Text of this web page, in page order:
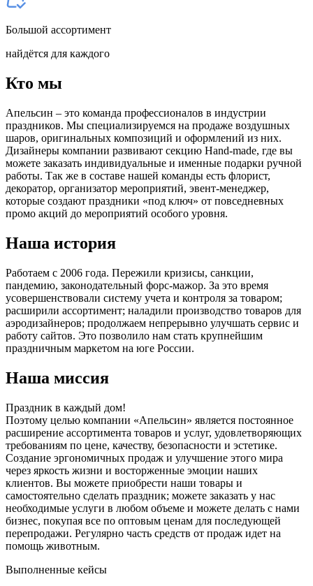
Большой ассортимент
найдётся для каждого
Кто мы
Апельсин – это команда профессионалов в индустрии
праздников. Мы специализируемся на продаже воздушных
шаров, оригинальных композиций и оформлений из них.
Дизайнеры компании развивают секцию Hand-made, где вы
можете заказать индивидуальные и именные подарки ручной
работы. Так же в составе нашей команды есть флорист,
декоратор, организатор мероприятий, эвент-менеджер,
которые создают праздники «под ключ» от повседневных
промо акций до мероприятий особого уровня.
Наша история
Работаем с 2006 года. Пережили кризисы, санкции,
пандемию, законодательный форс-мажор. За это время
усовершенствовали систему учета и контроля за товаром;
расширили ассортимент; наладили производство товаров для
аэродизайнеров; продолжаем непрерывно улучшать сервис и
работу сайтов. Это позволило нам стать крупнейшим
праздничным маркетом на юге России.
Наша миссия
Праздник в каждый дом!
Поэтому целью компании «Апельсин» является постоянное
расширение ассортимента товаров и услуг, удовлетворяющих
требованиям по цене, качеству, безопасности и эстетике.
Создание эргономичных продаж и улучшение этого мира
через яркость жизни и восторженные эмоции наших
клиентов. Вы можете приобрести наши товары и
самостоятельно сделать праздник; можете заказать у нас
необходимые услуги в любом объеме и можете делать с нами
бизнес, покупая все по оптовым ценам для последующей
перепродажи. Регулярно часть средств от продаж идет на
помощь животным.
Выполненные кейсы